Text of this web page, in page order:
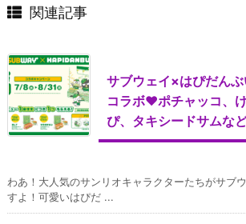
関連記事
サブウェイ×はぴだん
コラボ♥ポチャッコ、
ぴ、タキシードサムな
わあ！大人気のサンリオキャラクターたちがサブ
すよ！可愛いはぴだ ...